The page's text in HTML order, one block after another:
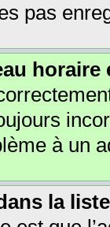
pas
à un
la